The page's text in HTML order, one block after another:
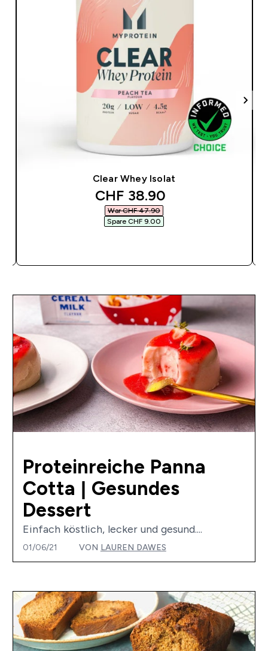
Clear Whey Isolat
discounted price
CHF 38.90‎
War CHF 47.90‎
Spare CHF 9.00‎
Proteinreiche Panna
Cotta | Gesundes
Dessert
Einfach köstlich, lecker und gesund....
01/06/21 VON LAUREN DAWES